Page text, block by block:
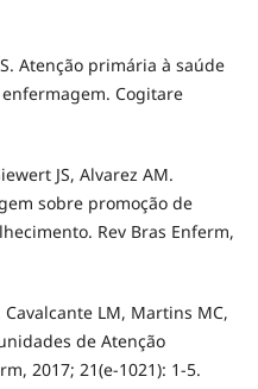
Atenção primária à saúde
Cogitare
JS, Alvarez AM.
sobre promoção de
Rev Bras Enferm,
Cavalcante LM, Martins MC,
de Atenção
2017; 21(e-1021): 1-5.